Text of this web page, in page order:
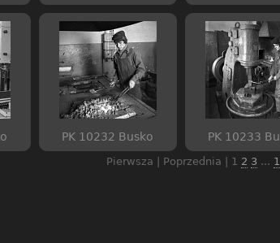
PK 10232 Busko PK 10233
Pierwsza | Poprzednia | 1 2 3 ...